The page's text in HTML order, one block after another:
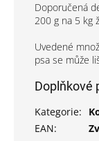
Doporučená
200 g na 5 kg
Uvedené
psa se může
Doplňkové
Kategorie:
EAN: